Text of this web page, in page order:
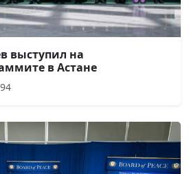
выступил на
в Астане